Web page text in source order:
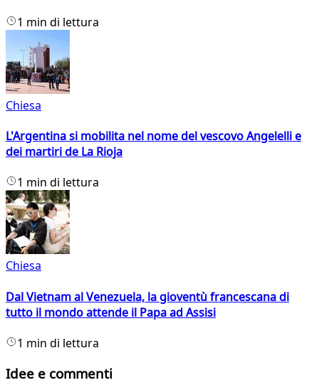
1 min di lettura
Chiesa
L'Argentina si mobilita nel nome del vescovo Angelelli e
dei martiri de La Rioja
1 min di lettura
Chiesa
Dal Vietnam al Venezuela, la gioventù francescana di
tutto il mondo attende il Papa ad Assisi
1 min di lettura
Idee e commenti